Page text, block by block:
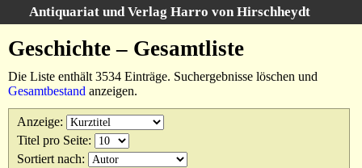
Antiquariat und Verlag Harro von Hirschheydt
Unsere Bücher
Suche
Gebiete
Suchergebnisse
Warenkorb
Geschichte – Gesamtliste
Die Liste enthält 3534 Einträge. Suchergebnisse löschen und
Gesamtbestand anzeigen.
Anzeige:
Titel pro Seite:
Sortiert nach: